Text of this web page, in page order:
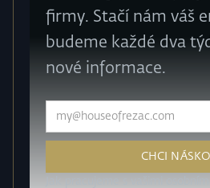
firmy. Stačí nám váš
budeme každé dva
nové informace.